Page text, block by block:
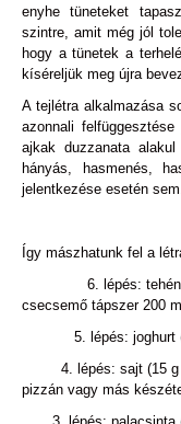
enyhe tüneteket
szintre, amit még jól
hogy a tünetek a
kíséreljük meg újra
A tejlétra alkalmazása
azonnali
ajkak duzzanata
hányás, hasmenés,
jelentkezése esetén sem.
Így mászhatunk fel a
6. lépés: tehéntej,
csecsemő tápszer 200
5. lépés: joghurt
4. lépés: sajt (15 g
pizzán vagy más